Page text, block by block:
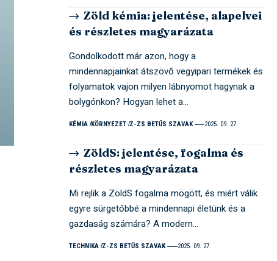
Zöld kémia: jelentése, alapelvei
és részletes magyarázata
Gondolkodott már azon, hogy a
mindennapjainkat átszövő vegyipari termékek és
folyamatok vajon milyen lábnyomot hagynak a
bolygónkon? Hogyan lehet a…
KÉMIA KÖRNYEZET Z-ZS BETŰS SZAVAK 2025. 09. 27.
ZöldS: jelentése, fogalma és
részletes magyarázata
Mi rejlik a ZöldS fogalma mögött, és miért válik
egyre sürgetőbbé a mindennapi életünk és a
gazdaság számára? A modern…
TECHNIKA Z-ZS BETŰS SZAVAK 2025. 09. 27.